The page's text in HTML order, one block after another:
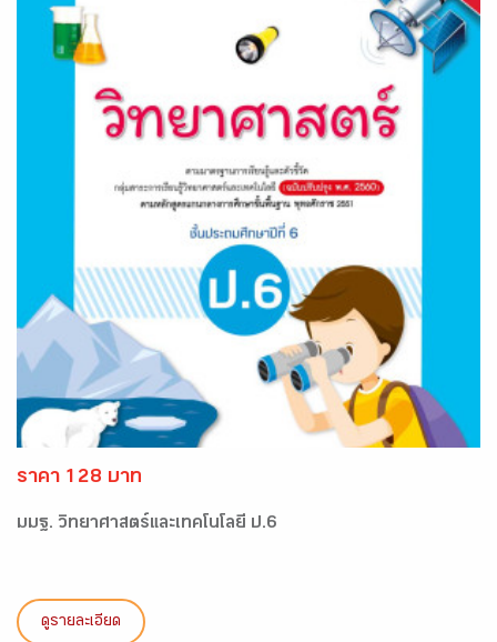
ราคา 128 บาท
มมฐ. วิทยาศาสตร์และเทคโนโลยี ป.6
ดูรายละเอียด